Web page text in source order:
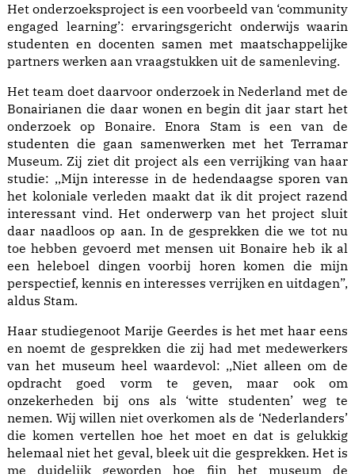
Het onderzoeksproject is een voorbeeld van ‘community
engaged learning’: ervaringsgericht onderwijs waarin
studenten en docenten samen met maatschappelijke
partners werken aan vraagstukken uit de samenleving.
Het team doet daarvoor onderzoek in Nederland met de
Bonairianen die daar wonen en begin dit jaar start het
onderzoek op Bonaire. Enora Stam is een van de
studenten die gaan samenwerken met het Terramar
Museum. Zij ziet dit project als een verrijking van haar
studie: ,,Mijn interesse in de hedendaagse sporen van
het koloniale verleden maakt dat ik dit project razend
interessant vind. Het onderwerp van het project sluit
daar naadloos op aan. In de gesprekken die we tot nu
toe hebben gevoerd met mensen uit Bonaire heb ik al
een heleboel dingen voorbij horen komen die mijn
perspectief, kennis en interesses verrijken en uitdagen”,
aldus Stam.
Haar studiegenoot Marije Geerdes is het met haar eens
en noemt de gesprekken die zij had met medewerkers
van het museum heel waardevol: ,,Niet alleen om de
opdracht goed vorm te geven, maar ook om
onzekerheden bij ons als ‘witte studenten’ weg te
nemen. Wij willen niet overkomen als de ‘Nederlanders’
die komen vertellen hoe het moet en dat is gelukkig
helemaal niet het geval, bleek uit die gesprekken. Het is
me duidelijk geworden hoe fijn het museum de